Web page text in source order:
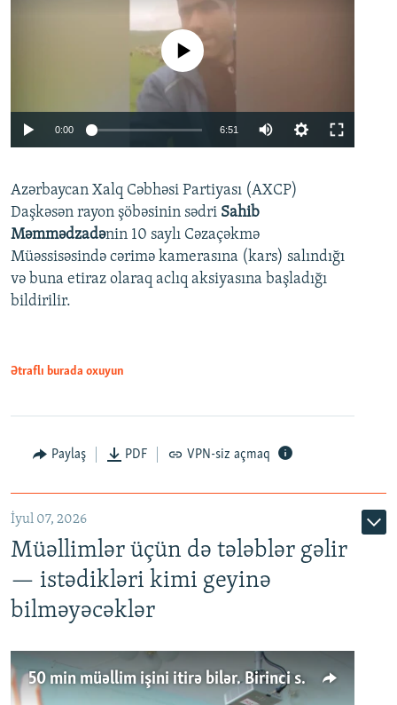
Auto 240p 360p
720p 1080p
No media source currently available
0:00 6:51
360p
720p
1080p
Azərbaycan Xalq Cəbhəsi Partiyası (AXCP)
Daşkəsən rayon şöbəsinin sədri Sahib
Məmmədzadənin 10 saylı Cəzaçəkmə
Müəssisəsində cərimə kamerasına (kars) salındığı
və buna etiraz olaraq aclıq aksiyasına başladığı
bildirilir.
Ətraflı burada oxuyun
Paylaş PDF VPN-siz açmaq
İyul 07, 2026
Müəllimlər üçün də tələblər gəlir
— istədikləri kimi geyinə
bilməyəcəklər
50 min müəllim işini itirə bilər. Birinci sinfə gedənlər azalır